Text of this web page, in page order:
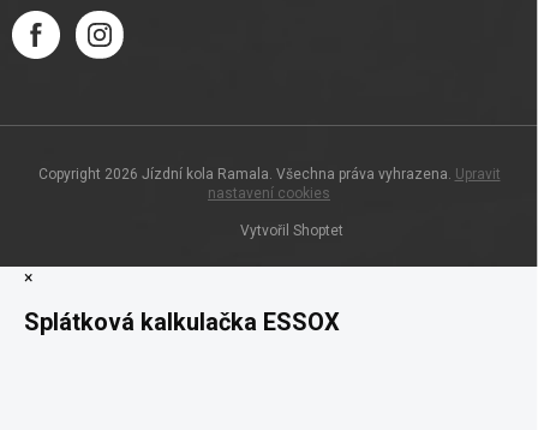
Vytvořil Shoptet
Copyright 2026 Jízdní kola Ramala . Všechna práva vyhrazena. Upravit
nastavení cookies
×
Splátková kalkulačka ESSOX